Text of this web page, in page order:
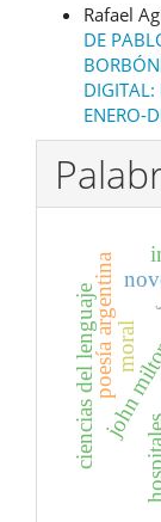
Rafael
DE
ENERO-
john
poesía argentinamoral
ciencias del lenguaje